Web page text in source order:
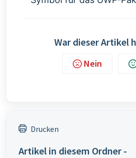
War dieser Artikel
Nein
Drucken
Artikel in diesem Ordner -